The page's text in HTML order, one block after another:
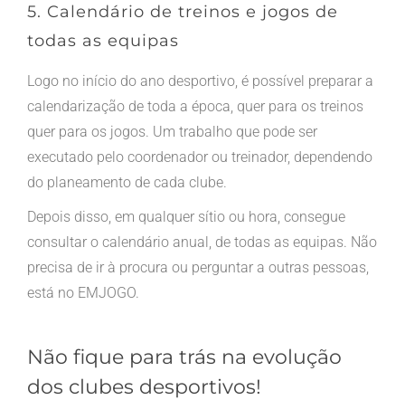
5. Calendário de treinos e jogos de
todas as equipas
Logo no início do ano desportivo, é possível preparar a
calendarização de toda a época, quer para os treinos
quer para os jogos. Um trabalho que pode ser
executado pelo coordenador ou treinador, dependendo
do planeamento de cada clube.
Depois disso, em qualquer sítio ou hora, consegue
consultar o calendário anual, de todas as equipas. Não
precisa de ir à procura ou perguntar a outras pessoas,
está no EMJOGO.
Não fique para trás na evolução
dos clubes desportivos!